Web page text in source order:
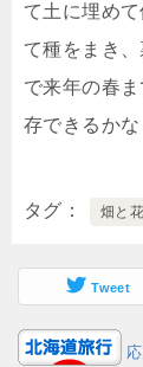
て土に埋め
て種をまき
で来年の春
存できるかな
タグ 畑と
Tweet